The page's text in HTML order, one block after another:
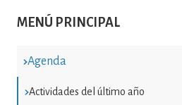
MENÚ PRINCIPAL
Agenda
Actividades del último año